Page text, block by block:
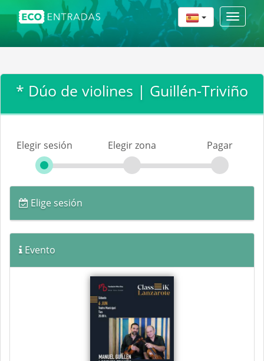
Toggle
* Dúo de violines | Guillén-Triviño
Elegir sesión Elegir zona Pagar
Elige sesión
Evento